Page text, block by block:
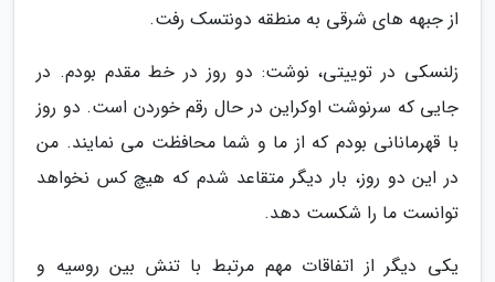
از جبهه های شرقی به منطقه دونتسک رفت.
زلنسکی در توییتی، نوشت: دو روز در خط مقدم بودم. در
جایی که سرنوشت اوکراین در حال رقم خوردن است. دو روز
با قهرمانانی بودم که از ما و شما محافظت می نمایند. من
در این دو روز، بار دیگر متقاعد شدم که هیچ کس نخواهد
توانست ما را شکست دهد.
یکی دیگر از اتفاقات مهم مرتبط با تنش بین روسیه و